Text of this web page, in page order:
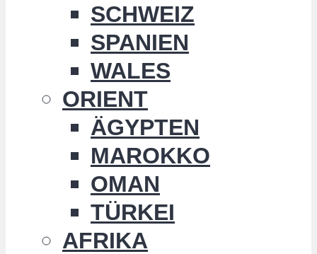
SCHWEIZ
SPANIEN
WALES
ORIENT
ÄGYPTEN
MAROKKO
OMAN
TÜRKEI
AFRIKA